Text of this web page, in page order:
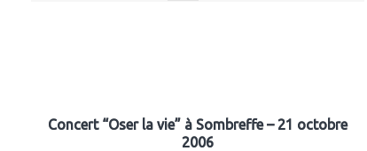
Concert “Oser la vie” à Sombreffe – 21 octobre
2006